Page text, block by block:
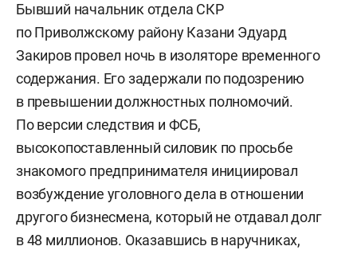
Бывший начальник отдела СКР
по Приволжскому району Казани Эдуард
Закиров провел ночь в изоляторе временного
содержания. Его задержали по подозрению
в превышении должностных полномочий.
По версии следствия и ФСБ,
высокопоставленный силовик по просьбе
знакомого предпринимателя инициировал
возбуждение уголовного дела в отношении
другого бизнесмена, который не отдавал долг
в 48 миллионов. Оказавшись в наручниках,